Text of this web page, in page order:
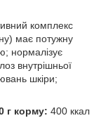
комплекс
має потужну
нормалізує
внутрішньої
шкіри;
г корму: 400 ккал